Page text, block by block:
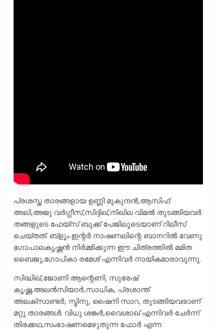
പ്രശസ്ത താരങ്ങളായ ഉണ്ണി മുകുന്ദന്‍,ആസിഫ്
അലി,അജു വര്‍ഗ്ഗീസ്,സിദ്ദിഖ്,നിഖില വിമൽ തുടങ്ങിയവര്‍
തങ്ങളുടെ ഫേയ്‌സ് ബുക്ക് പേജിലൂടെയാണ് റിലീസ്
ചെയ്തത്. ബ്ളൂം ഇന്റര്‍ നാഷണലിന്റെ ബാനറില്‍ വേണു
ഗോപാലകൃഷ്ണന്‍ നിര്‍മ്മിക്കുന്ന ഈ ചിത്രത്തില്‍ മമിത
ബെെജു,ഗോപികാ രമേശ് എന്നിവര്‍ നായികമാരാവുന്നു.
സിദ്ധിഖ്,ജോണി ആന്റെണി, സുരേഷ്
കൃഷ്ണ,അലന്‍സിയാര്‍,സാധിക, പ്രശാന്ത്
അലക്‌സാണ്ടർ, സ്മിനു, ഷൈനി സാറ, തുടങ്ങിയവരാണ്
മറ്റു താരങ്ങള്‍. വിധു ശങ്കര്‍,വെെശാഖ് എന്നിവര്‍ ചേര്‍ന്ന്
തിരക്കഥ,സംഭാഷണമെഴുതുന്ന ഫോര്‍ എന്ന